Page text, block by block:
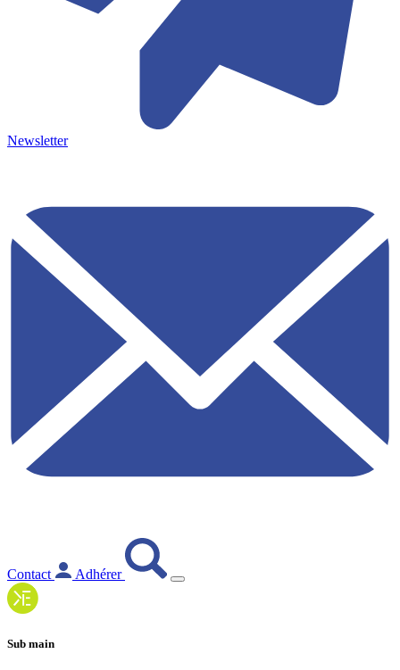
Newsletter
Contact Adhérer
Sub main